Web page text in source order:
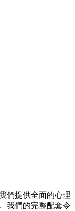
們提供全面的心理
我們的完整配套令